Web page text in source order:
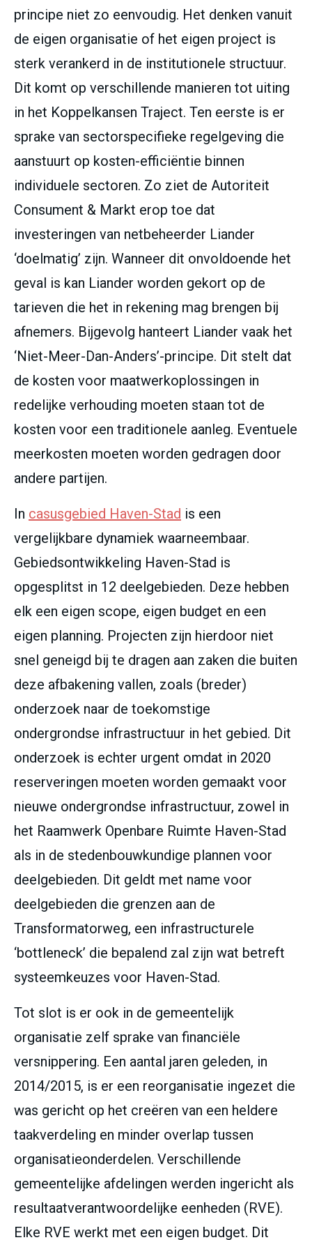
principe niet zo eenvoudig. Het denken vanuit
de eigen organisatie of het eigen project is
sterk verankerd in de institutionele structuur.
Dit komt op verschillende manieren tot uiting
in het Koppelkansen Traject. Ten eerste is er
sprake van sectorspecifieke regelgeving die
aanstuurt op kosten-efficiëntie binnen
individuele sectoren. Zo ziet de Autoriteit
Consument & Markt erop toe dat
investeringen van netbeheerder Liander
‘doelmatig’ zijn. Wanneer dit onvoldoende het
geval is kan Liander worden gekort op de
tarieven die het in rekening mag brengen bij
afnemers. Bijgevolg hanteert Liander vaak het
‘Niet-Meer-Dan-Anders’-principe. Dit stelt dat
de kosten voor maatwerkoplossingen in
redelijke verhouding moeten staan tot de
kosten voor een traditionele aanleg. Eventuele
meerkosten moeten worden gedragen door
andere partijen.
In casusgebied Haven-Stad is een
vergelijkbare dynamiek waarneembaar.
Gebiedsontwikkeling Haven-Stad is
opgesplitst in 12 deelgebieden. Deze hebben
elk een eigen scope, eigen budget en een
eigen planning. Projecten zijn hierdoor niet
snel geneigd bij te dragen aan zaken die buiten
deze afbakening vallen, zoals (breder)
onderzoek naar de toekomstige
ondergrondse infrastructuur in het gebied. Dit
onderzoek is echter urgent omdat in 2020
reserveringen moeten worden gemaakt voor
nieuwe ondergrondse infrastructuur, zowel in
het Raamwerk Openbare Ruimte Haven-Stad
als in de stedenbouwkundige plannen voor
deelgebieden. Dit geldt met name voor
deelgebieden die grenzen aan de
Transformatorweg, een infrastructurele
‘bottleneck’ die bepalend zal zijn wat betreft
systeemkeuzes voor Haven-Stad.
Tot slot is er ook in de gemeentelijk
organisatie zelf sprake van financiële
versnippering. Een aantal jaren geleden, in
2014/2015, is er een reorganisatie ingezet die
was gericht op het creëren van een heldere
taakverdeling en minder overlap tussen
organisatieonderdelen. Verschillende
gemeentelijke afdelingen werden ingericht als
resultaatverantwoordelijke eenheden (RVE).
Elke RVE werkt met een eigen budget. Dit